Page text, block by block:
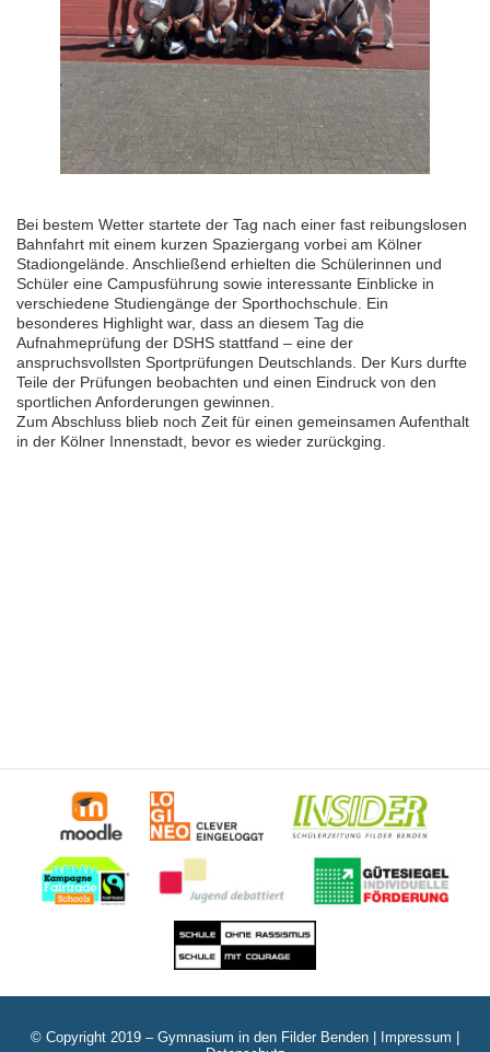
Bei bestem Wetter startete der Tag nach einer fast reibungslosen
Bahnfahrt mit einem kurzen Spaziergang vorbei am Kölner
Stadiongelände. Anschließend erhielten die Schülerinnen und
Schüler eine Campusführung sowie interessante Einblicke in
verschiedene Studiengänge der Sporthochschule. Ein
besonderes Highlight war, dass an diesem Tag die
Aufnahmeprüfung der DSHS stattfand – eine der
anspruchsvollsten Sportprüfungen Deutschlands. Der Kurs durfte
Teile der Prüfungen beobachten und einen Eindruck von den
sportlichen Anforderungen gewinnen.
Zum Abschluss blieb noch Zeit für einen gemeinsamen Aufenthalt
in der Kölner Innenstadt, bevor es wieder zurückging.
© Copyright 2019 – Gymnasium in den Filder Benden | Impressum